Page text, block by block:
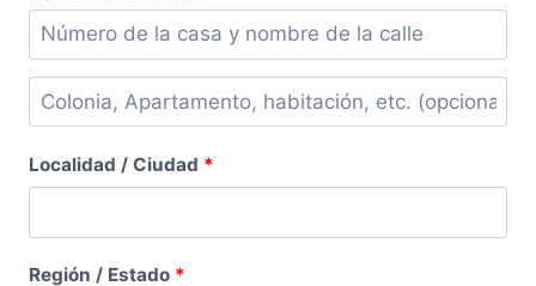
Colonia,
habitación,
etc.(opcional)
Localidad / Ciudad *
Región / Estado *